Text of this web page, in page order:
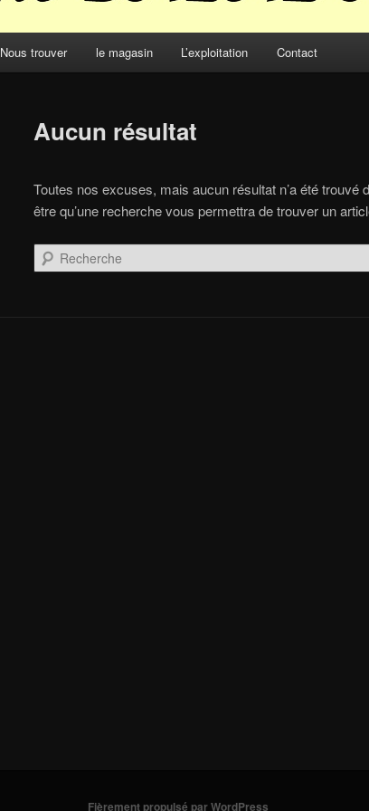
Nous trouver le magasin L’exploitation Contact
Aucun résultat
Toutes nos excuses, mais aucun résultat n’a été trouvé
être qu’une recherche vous permettra de trouver un
Recherche
Fièrement propulsé par WordPress